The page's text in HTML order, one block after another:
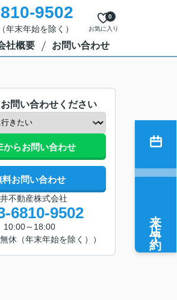
9502
末年始を除く） お気に入り
0
社概要 お問い合わせ
問い合わせください
からお問い合わせ
料お問い合わせ
不動産株式会社
6810-9502
10:00～18:00
休（年末年始を除く））
来店予約